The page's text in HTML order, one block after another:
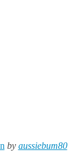
by aussiebum80